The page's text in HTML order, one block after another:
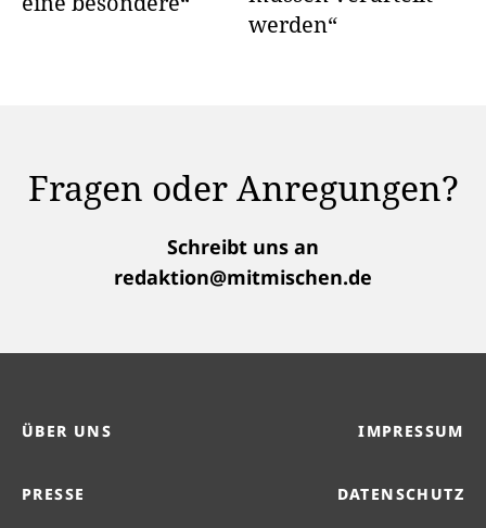
werden“
Fragen oder Anregungen?
Schreibt uns an
redaktion@mitmischen.de
ÜBER UNS IMPRESSUM
PRESSE DATENSCHUTZ